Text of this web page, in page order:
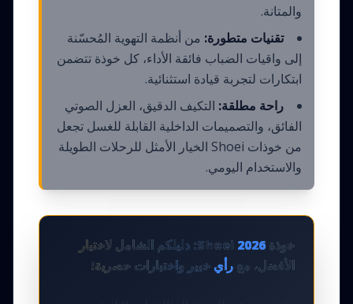
والمتانة.
تقنيات متطورة: من أنظمة التهوية المُحسّنة
إلى واقيات الضباب فائقة الأداء، كل خوذة تتضمن
ابتكارات لتجربة قيادة استثنائية.
راحة مطلقة: التكيف الدقيق، العزل الصوتي
الفائق، والتصميمات الداخلية القابلة للغسل تجعل
من خوذات Shoei الخيار الأمثل للرحلات الطويلة
والاستخدام اليومي.
خوذة Shoei2026
: دليلكم الشامل لاختيار
الأفضل، مع رأي خبير واختبارات حصرية!